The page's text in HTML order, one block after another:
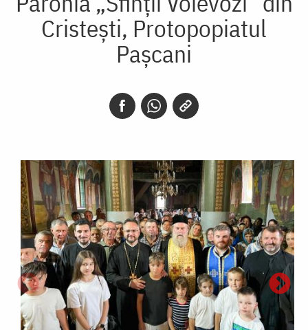
Cristești, Protopopiatul
Pașcani